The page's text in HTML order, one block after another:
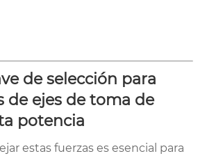
de selección para
de ejes de toma de
potencia
estas fuerzas es esencial para